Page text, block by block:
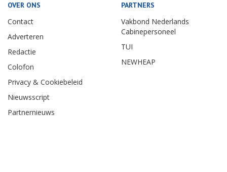
OVER ONS
Contact
Adverteren
Redactie
Colofon
Privacy & Cookiebeleid
Nieuwsscript
Partnernieuws
PARTNERS
Vakbond Nederlands
Cabinepersoneel
TUI
NEWHEAP